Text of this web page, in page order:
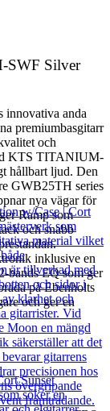
SWF Silver
innovativa anda
premiumbasgitarr
och
KTS TITANIUM-
hållbart ljud. Den
GWB25TH series
nya vägar för
Ramp som
och snabb
inklusive en
EQ som ger
på Ebenholts
och ger en